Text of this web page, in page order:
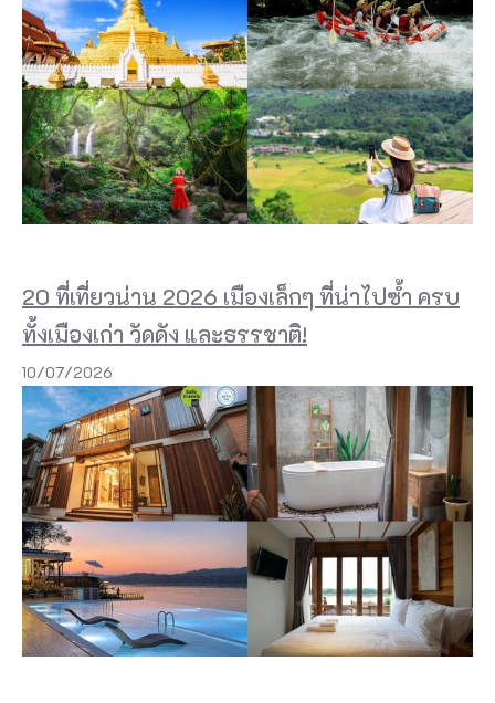
20 ที่เที่ยวน่าน 2026 เมืองเล็กๆ ที่น่าไปซ้ำ ครบ
ทั้งเมืองเก่า วัดดัง และธรรชาติ!
10/07/2026